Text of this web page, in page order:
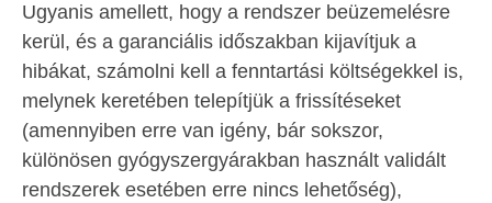
Ugyanis amellett, hogy a rendszer beüzemelésre
kerül, és a garanciális időszakban kijavítjuk a
hibákat, számolni kell a fenntartási költségekkel is,
melynek keretében telepítjük a frissítéseket
(amennyiben erre van igény, bár sokszor,
különösen gyógyszergyárakban használt validált
rendszerek esetében erre nincs lehetőség),